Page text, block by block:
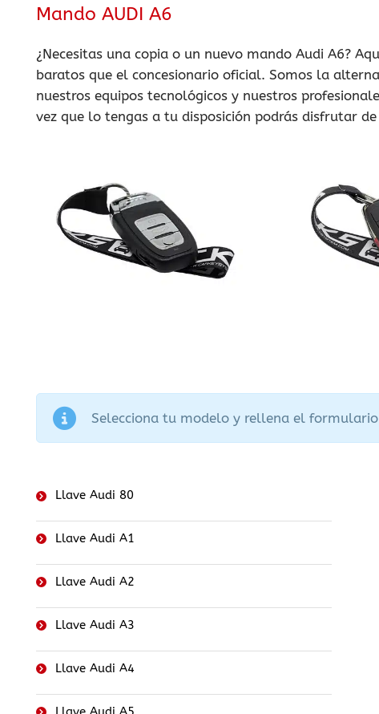
Mando AUDI A6
¿Necesitas una copia o un nuevo mando Audi A6?
baratos que el concesionario oficial. Somos la
nuestros equipos tecnológicos y nuestros
vez que lo tengas a tu disposición podrás disfrutar
Selecciona tu modelo y rellena el
Llave Audi 80
Llave Audi A1
Llave Audi A2
Llave Audi A3
Llave Audi A4